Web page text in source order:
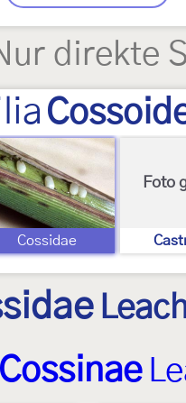
direkte
Cossidae
Foto
Cossinae